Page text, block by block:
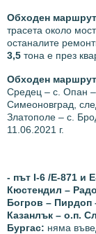
Обходен
трасета около
останалите
3,5 тона е през
Обходен
Средец – с. Опан –
Симеоновград,
Златополе – с.
11.06.2021 г.
- път І-6 /Е-871 и
Кюстендил –
Богров – Пирдоп
Казанлък – о.п.
Бургас: няма